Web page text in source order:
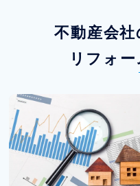
不動産会
リフォー